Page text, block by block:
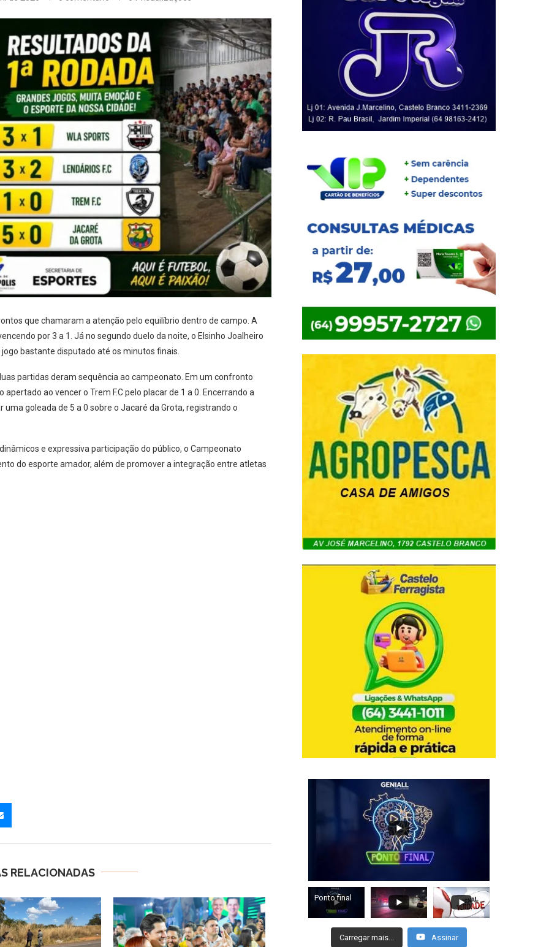
que chamaram a atenção pelo equilíbrio dentro de campo. A
por 3 a 1. Já no segundo duelo da noite, o Elsinho Joalheiro
bastante disputado até os minutos finais.
partidas deram sequência ao campeonato. Em um confronto
ao vencer o Trem F.C pelo placar de 1 a 0. Encerrando a
goleada de 5 a 0 sobre o Jacaré da Grota, registrando o
e expressiva participação do público, o Campeonato
do esporte amador, além de promover a integração entre atletas
RELACIONADAS
Ponto final
Carregar mais... Assinar